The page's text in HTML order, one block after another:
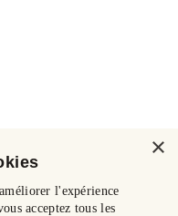
×
l'expérience
acceptez tous les